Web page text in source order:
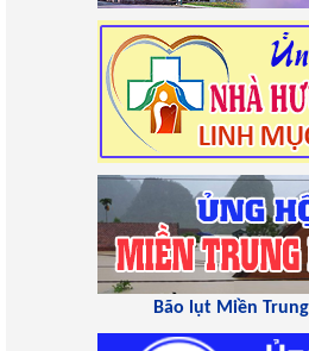
Bão lụt Miền